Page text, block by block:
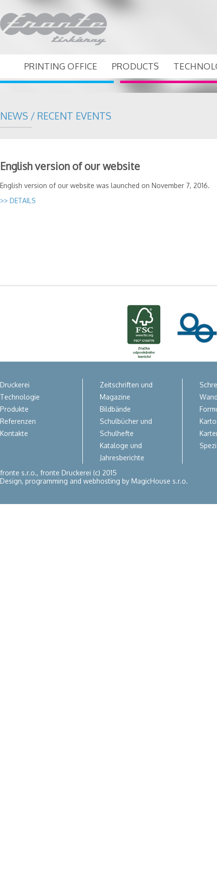
PRINTING OFFICE PRODUCTS
NEWS / RECENT EVENTS
English version of our website
English version of our website was launched on November 7, 2016.
>> DETAILS
Druckerei
Technologie
Produkte
Referenzen
Kontakte
Zeitschriften und
Magazine
Bildbände
Schulbücher und
Schulhefte
Kataloge und
Jahresberichte
fronte s.r.o., fronte Druckerei (c) 2015
Design, programming and webhosting by MagicHouse s.r.o.